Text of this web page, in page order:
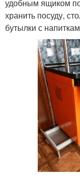
удобным ящиком
хранить посуду,
бутылки с